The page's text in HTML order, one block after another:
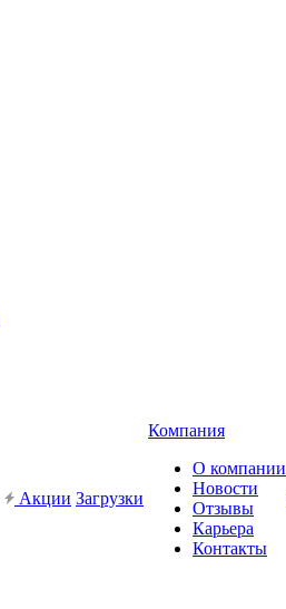
Акции Загрузки
Компания
О компании
Новости
Отзывы
Карьера
Контакты